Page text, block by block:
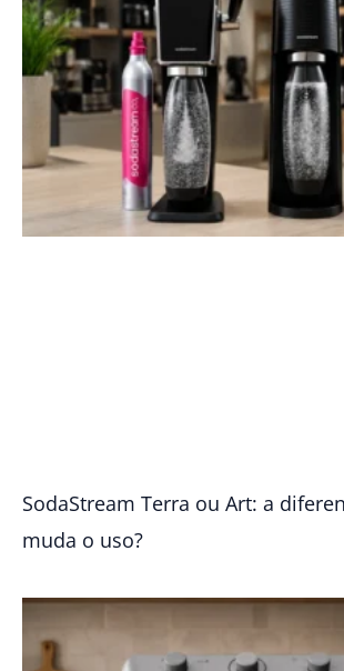
SodaStream Terra ou Art: a
muda o uso?